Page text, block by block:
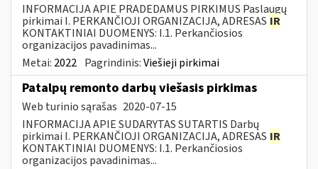
INFORMACIJA APIE PRADEDAMUS PIRKIMUS Paslaugų
pirkimai I. PERKANČIOJI ORGANIZACIJA, ADRESAS IR
KONTAKTINIAI DUOMENYS: I.1. Perkančiosios
organizacijos pavadinimas...
Metai: 2022 Pagrindinis:Viešieji pirkimai
Patalpų remonto darbų viešasis pirkimas
Web turinio sąrašas 2020-07-15
INFORMACIJA APIE SUDARYTAS SUTARTIS Darbų
pirkimai I. PERKANČIOJI ORGANIZACIJA, ADRESAS IR
KONTAKTINIAI DUOMENYS: I.1. Perkančiosios
organizacijos pavadinimas...